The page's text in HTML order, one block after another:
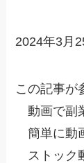
2024年3月
この記事が
動画で副
簡単に動
ストック